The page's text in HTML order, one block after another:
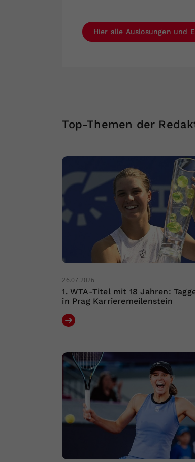
Hier alle Auslosungen und
Top-Themen der
26.07.2026
1. WTA-Titel mit 18 Jahren:
in Prag Karrieremeilenstein